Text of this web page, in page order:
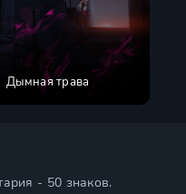
Дымная трава
- 50 знаков.